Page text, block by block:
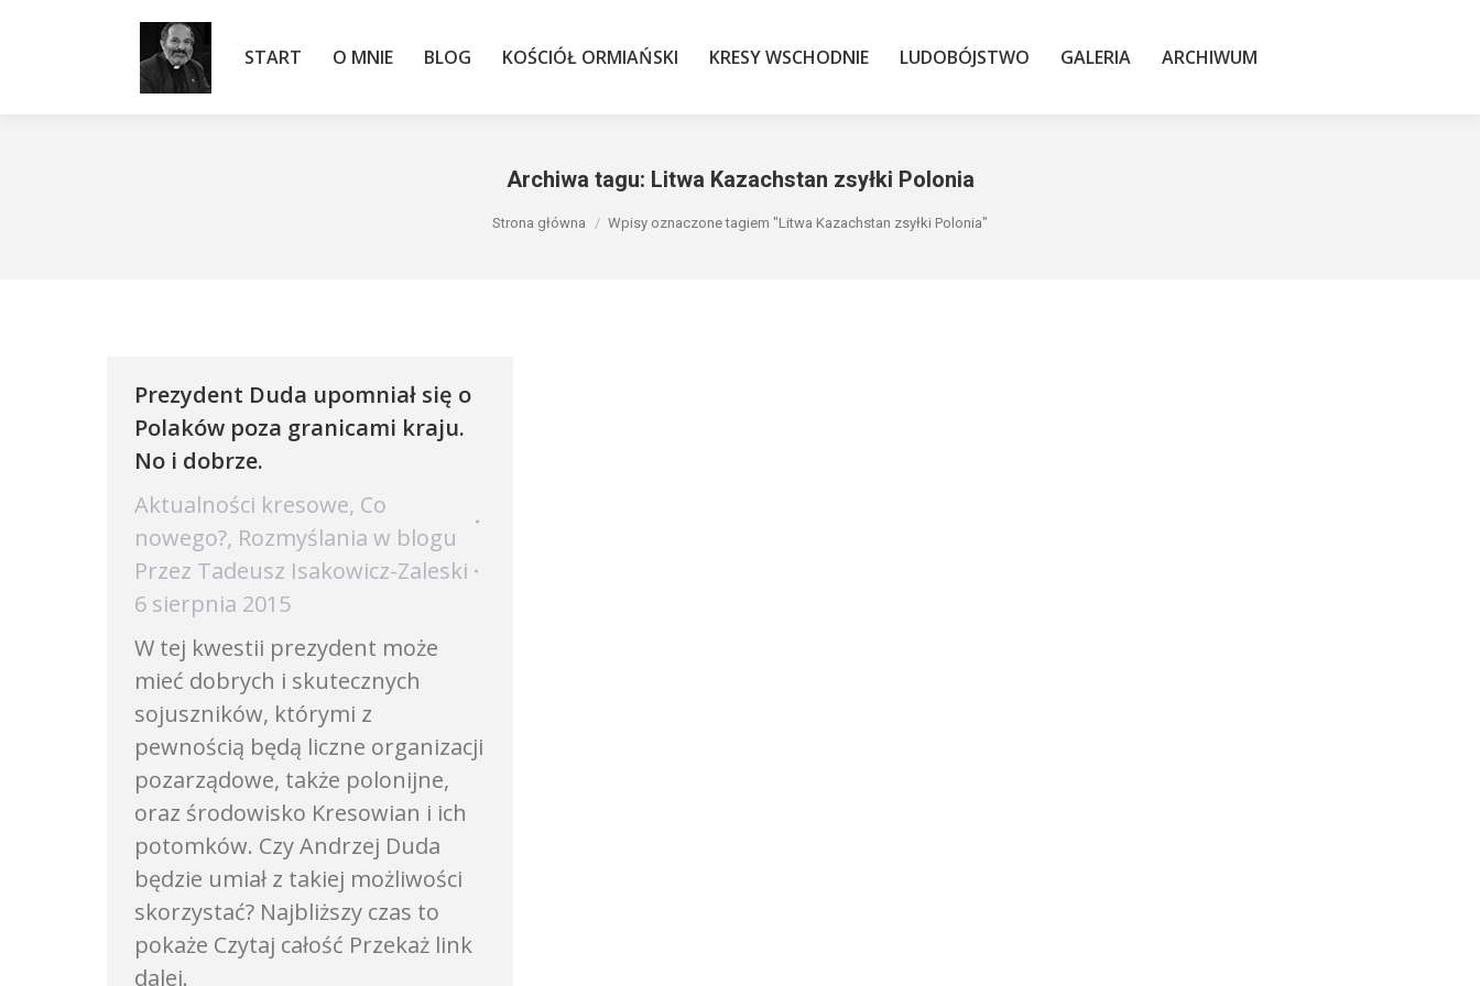
START O MNIE BLOG KOŚCIÓŁ ORMIAŃSKI KRESY WSCHODNIE LUDOBÓJSTWO GALERIA ARCHIWUM
Archiwa tagu: Litwa Kazachstan zsyłki Polonia
Jesteś tutaj:
Strona główna Wpisy oznaczone tagiem "Litwa Kazachstan zsyłki Polonia"
Prezydent Duda upomniał się o
Polaków poza granicami kraju.
No i dobrze.
Aktualności kresowe, Co
nowego?, Rozmyślania w blogu
Przez Tadeusz Isakowicz-Zaleski
6 sierpnia 2015
W tej kwestii prezydent może
mieć dobrych i skutecznych
sojuszników, którymi z
pewnością będą liczne organizacji
pozarządowe, także polonijne,
oraz środowisko Kresowian i ich
potomków. Czy Andrzej Duda
będzie umiał z takiej możliwości
skorzystać? Najbliższy czas to
pokaże Czytaj całość Przekaż link
dalej.